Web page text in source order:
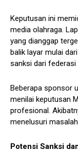
Keputusan ini
media olahraga.
yang dianggap
balik layar mulai
sanksi dari
Beberapa sponsor
menilai keputusan
profesional.
menelusuri
Potensi Sanksi